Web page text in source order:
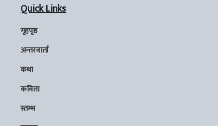
Quick Links
गृहपृष्ठ
अन्तरवार्ता
कथा
कविता
स्तम्भ